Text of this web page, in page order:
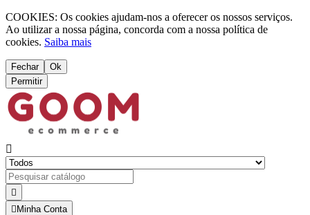
COOKIES: Os cookies ajudam-nos a oferecer os nossos serviços.
Ao utilizar a nossa página, concorda com a nossa política de
cookies. Saiba mais
Fechar
Ok
Permitir


 Minha Conta